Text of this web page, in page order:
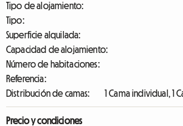
Tipo de alojamiento:
Tipo:
Superficie alquilada:
Capacidad de alojamiento:
Número de habitaciones:
Referencia:
Distribución de camas:
1 Cama individual, 1
Precio y condiciones